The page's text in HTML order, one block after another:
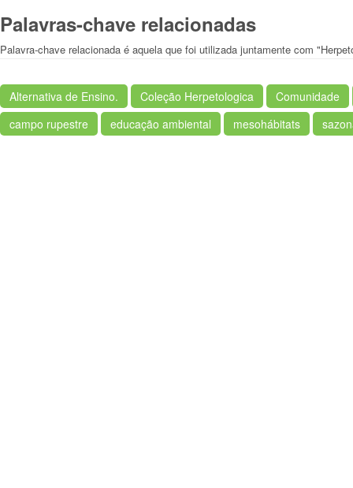
Palavras-chave relacionadas
Palavra-chave relacionada é aquela que foi utilizada juntamente com
Alternativa de Ensino. Coleção Herpetologica
Comunidade
campo rupestre
educação ambiental mesohábitats